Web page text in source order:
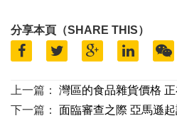
分享本頁（SHARE THIS）
上一篇：
灣區的食品雜貨價格
下一篇：
面臨審查之際 亞馬遜